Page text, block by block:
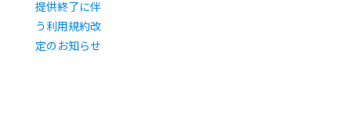
提供終了に伴
う利用規約改
定のお知らせ